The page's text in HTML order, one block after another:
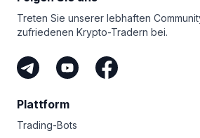
Treten Sie unserer lebhaften
zufriedenen Krypto-Tradern bei.
Plattform
Trading-Bots